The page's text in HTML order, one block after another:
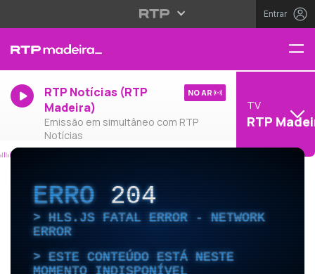
Entrar
RTP Notícias (RTP
Madeira)
Emissão em simultâneo com RTP
Notícias
NO AR
TV
RTP
ERRO204
HLS.JS FATAL ERROR - NETWORK
ERROR
ESTE CONTEÚDO ESTÁ NESTE
MOMENTO INDISPONÍVEL